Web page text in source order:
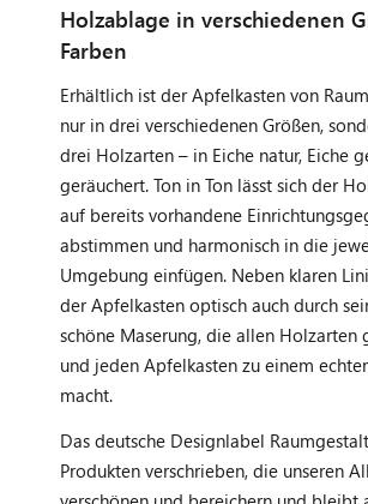
Holzablage in verschiedenen
Farben
Erhältlich ist der Apfelkasten von
nur in drei verschiedenen Größen,
drei Holzarten – in Eiche natur, Eiche
geräuchert. Ton in Ton lässt sich der
auf bereits vorhandene
abstimmen und harmonisch in die
Umgebung einfügen. Neben klaren
der Apfelkasten optisch auch durch
schöne Maserung, die allen Holzarten
und jeden Apfelkasten zu einem
macht.
Das deutsche Designlabel
Produkten verschrieben, die unseren